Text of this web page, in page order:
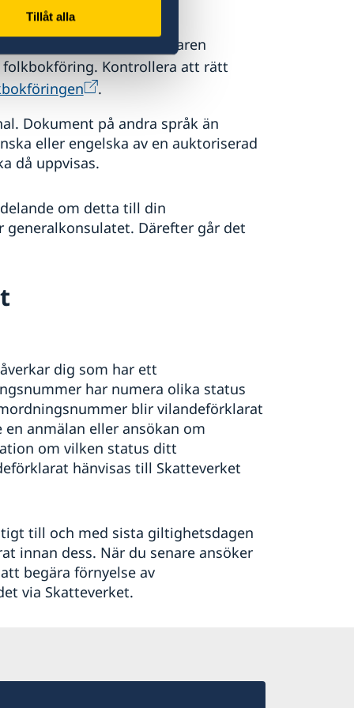
Tillåt alla
barnet föddes.
eftersom passhandläggaren
Kontrollera att rätt
.
Dokument på andra språk än
eller engelska av en auktoriserad
då uppvisas.
om detta till din
Därefter går det
dig som har ett
har numera olika status
blir vilandeförklarat
anmälan eller ansökan om
om vilken status ditt
hänvisas till Skatteverket
till och med sista giltighetsdagen
innan dess. När du senare ansöker
begära förnyelse av
via Skatteverket.